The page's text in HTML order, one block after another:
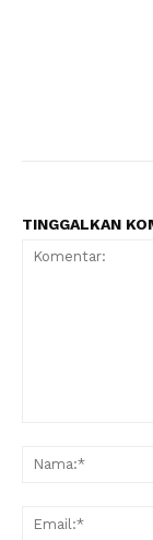
TINGGALKAN